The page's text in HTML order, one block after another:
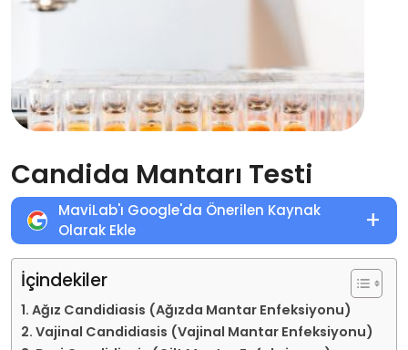
Candida Mantarı Testi
MaviLab'ı Google'da Önerilen Kaynak
Olarak Ekle
+
İçindekiler
Ağız Candidiasis (Ağızda Mantar Enfeksiyonu)
Vajinal Candidiasis (Vajinal Mantar Enfeksiyonu)